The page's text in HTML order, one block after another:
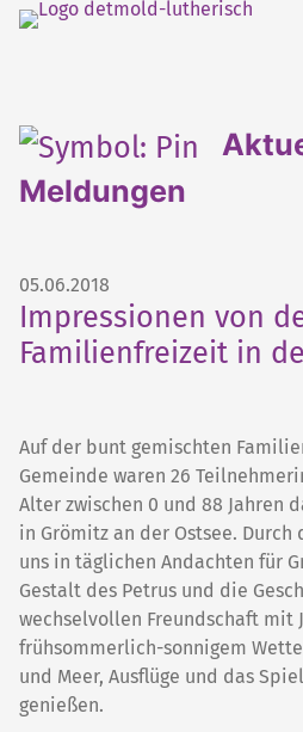
Meldungen
05.06.2018
Impressionen von
Familienfreizeit in
Auf der bunt gemischten
Gemeinde waren 26
Alter zwischen 0 und 88 Jahren
in Grömitz an der Ostsee.
uns in täglichen Andachten für
Gestalt des Petrus und die
wechselvollen Freundschaft mit
frühsommerlich-sonnigem
und Meer, Ausflüge und das
genießen.